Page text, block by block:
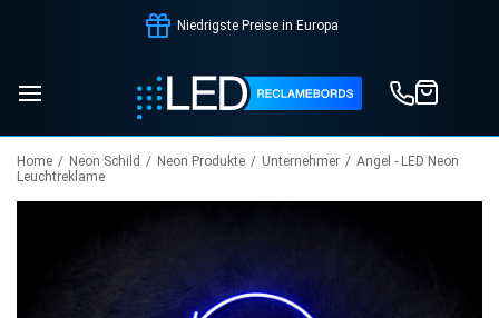
Service und Support
Home / Neon Schild / Neon Produkte / Unternehmer / Angel - LED Neon
Leuchtreklame